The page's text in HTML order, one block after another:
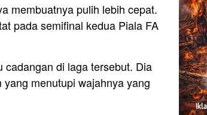
membuatnya pulih lebih cepat.
pada semifinal kedua Piala FA
cadangan di laga tersebut. Dia
menutupi wajahnya yang